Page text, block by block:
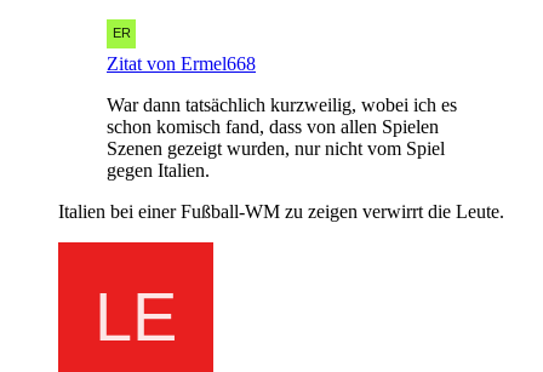
Zitat von Ermel668
War dann tatsächlich kurzweilig, wobei ich es
schon komisch fand, dass von allen Spielen
Szenen gezeigt wurden, nur nicht vom Spiel
gegen Italien.
Italien bei einer Fußball-WM zu zeigen verwirrt die Leute.